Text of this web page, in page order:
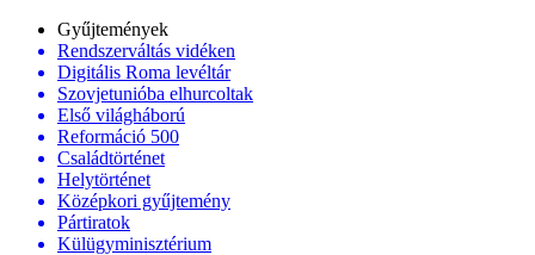
Gyűjtemények
Rendszerváltás vidéken
Digitális Roma levéltár
Szovjetunióba elhurcoltak
Első világháború
Reformáció 500
Családtörténet
Helytörténet
Középkori gyűjtemény
Pártiratok
Külügyminisztérium